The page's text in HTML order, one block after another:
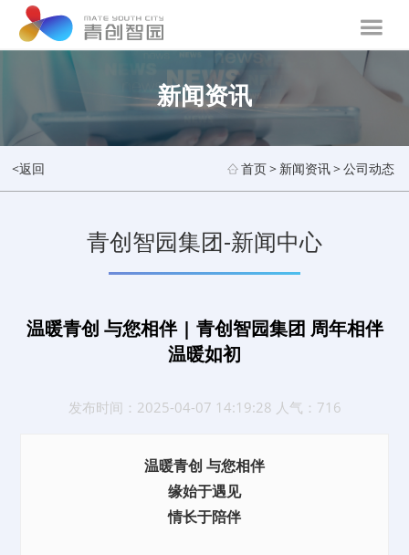
新闻资讯
<返回 首页> 新闻资讯>公司动态
青创智园集团-新闻中心
温暖青创 与您相伴 | 青创智园集团 周年相伴
温暖如初
发布时间：2025-04-07 14:19:28 人气：716
温暖青创 与您相伴
缘始于遇见
情长于陪伴